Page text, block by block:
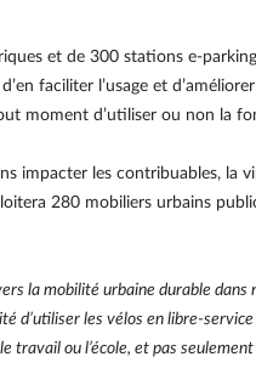
et de 300 stations e-
faciliter l’usage et
moment d’utiliser ou non la
impacter les contribuables, la
280 mobiliers urbains
la mobilité urbaine durable
d’utiliser les vélos en libre-
ou l’école, et pas